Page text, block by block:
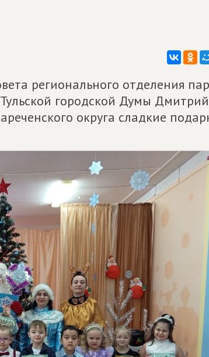
регионального отделения
Тульской городской Думы
округа сладкие